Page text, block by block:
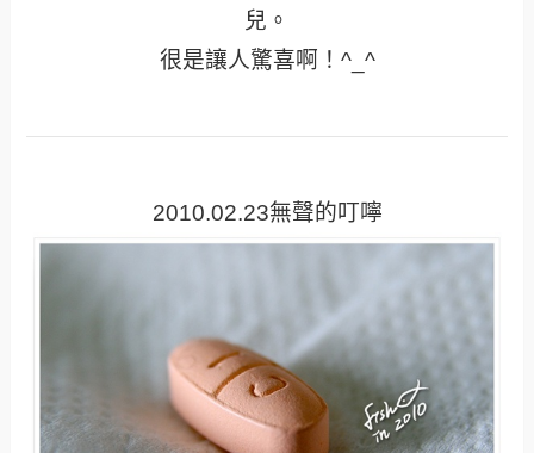
兒。
很是讓人驚喜啊！^_^
2010.02.23無聲的叮嚀